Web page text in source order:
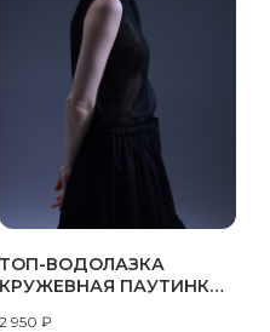
ТОП-ВОДОЛАЗКА
КРУЖЕВНАЯ ПАУТИНКА |
2 950 ₽